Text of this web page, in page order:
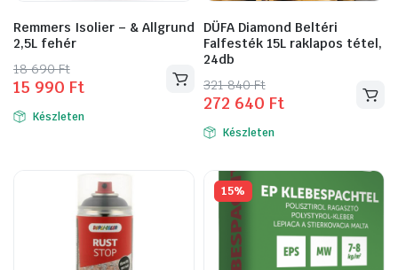
Remmers Isolier – & Allgrund
2,5L fehér
18 690Ft
Original
price
was:
15 990 Ft
Current
price
is: Készleten
DÜFA Diamond Beltéri
Falfesték 15L raklapos tétel,
24db
321 840Ft
Original
price
was:
840 Ft.
272 640 Ft
Current
price
is:
640 Ft.
Készleten
15%